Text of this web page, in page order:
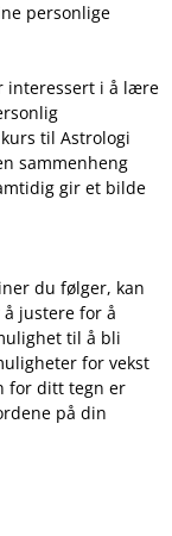
personlige
interessert i å lære
til Astrologi
sammenheng
gir et bilde
du følger, kan
justere for å
til å bli
for vekst
for ditt tegn er
på din